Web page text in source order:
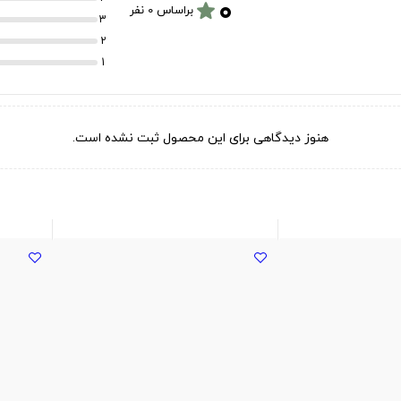
۰ starبراساس 0 نفر
3
2
1
هنوز دیدگاهی برای این محصول ثبت نشده است.